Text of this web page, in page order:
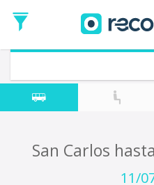
de
Ida
Vuelta (opcional)
Fecha
de
San Carlos
11/